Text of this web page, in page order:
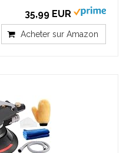
35,99 EUR
Acheter sur Amazon